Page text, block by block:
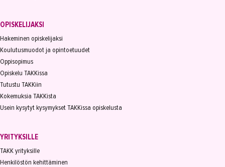
OPISKELIJAKSI
Hakeminen opiskelijaksi
Koulutusmuodot ja opintoetuudet
Oppisopimus
Opiskelu TAKKissa
Tutustu TAKKiin
Kokemuksia TAKKista
Usein kysytyt kysymykset TAKKissa opiskelusta
YRITYKSILLE
TAKK yrityksille
Henkilöstön kehittäminen